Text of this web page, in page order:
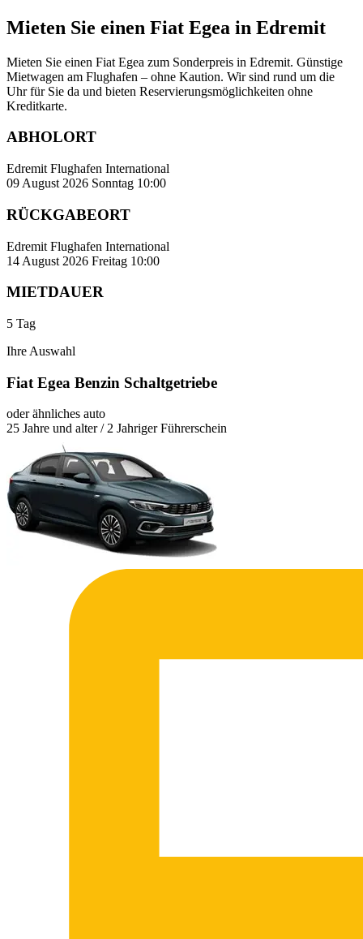
Mieten Sie einen Fiat Egea in Edremit
Mieten Sie einen Fiat Egea zum Sonderpreis in Edremit. Günstige
Mietwagen am Flughafen – ohne Kaution. Wir sind rund um die
Uhr für Sie da und bieten Reservierungsmöglichkeiten ohne
Kreditkarte.
ABHOLORT
Edremit Flughafen International
09 August 2026 Sonntag 10:00
RÜCKGABEORT
Edremit Flughafen International
14 August 2026 Freitag 10:00
MIETDAUER
5 Tag
Ihre Auswahl
Fiat Egea Benzin Schaltgetriebe
oder ähnliches auto
25 Jahre und alter / 2 Jahriger Führerschein